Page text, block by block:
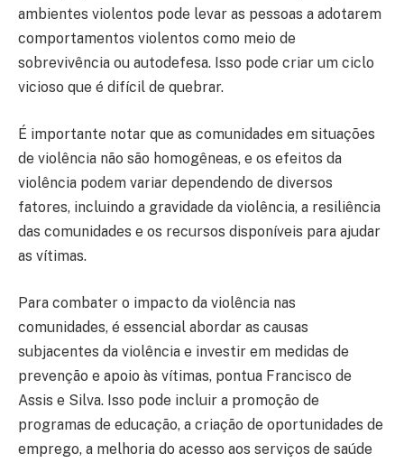
ambientes violentos pode levar as pessoas a adotarem
comportamentos violentos como meio de
sobrevivência ou autodefesa. Isso pode criar um ciclo
vicioso que é difícil de quebrar.
É importante notar que as comunidades em situações
de violência não são homogêneas, e os efeitos da
violência podem variar dependendo de diversos
fatores, incluindo a gravidade da violência, a resiliência
das comunidades e os recursos disponíveis para ajudar
as vítimas.
Para combater o impacto da violência nas
comunidades, é essencial abordar as causas
subjacentes da violência e investir em medidas de
prevenção e apoio às vítimas, pontua Francisco de
Assis e Silva. Isso pode incluir a promoção de
programas de educação, a criação de oportunidades de
emprego, a melhoria do acesso aos serviços de saúde